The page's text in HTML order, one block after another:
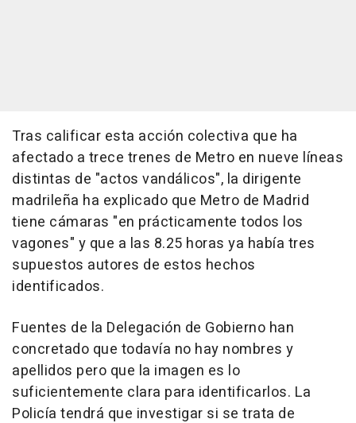
Tras calificar esta acción colectiva que ha
afectado a trece trenes de Metro en nueve líneas
distintas de "actos vandálicos", la dirigente
madrileña ha explicado que Metro de Madrid
tiene cámaras "en prácticamente todos los
vagones" y que a las 8.25 horas ya había tres
supuestos autores de estos hechos
identificados.
Fuentes de la Delegación de Gobierno han
concretado que todavía no hay nombres y
apellidos pero que la imagen es lo
suficientemente clara para identificarlos. La
Policía tendrá que investigar si se trata de